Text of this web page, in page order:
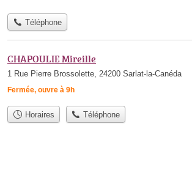
Téléphone
CHAPOULIE Mireille
1 Rue Pierre Brossolette, 24200 Sarlat-la-Canéda
Fermée, ouvre à 9h
Horaires Téléphone